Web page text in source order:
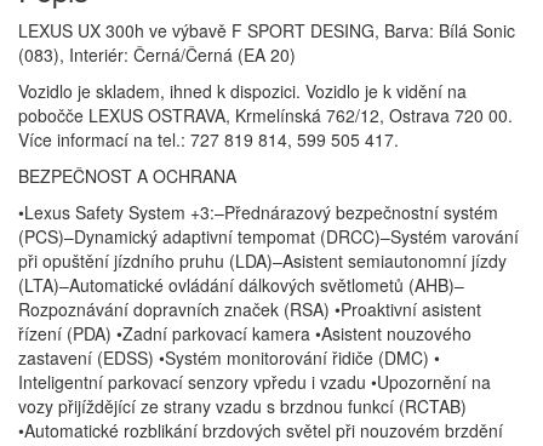
LEXUS UX 300h ve výbavě F SPORT DESING, Barva: Bílá Sonic
(083), Interiér: Černá/Černá (EA 20)
Vozidlo je skladem, ihned k dispozici. Vozidlo je k vidění na
pobočče LEXUS OSTRAVA, Krmelínská 762/12, Ostrava 720 00.
Více informací na tel.: 727 819 814, 599 505 417.
BEZPEČNOST A OCHRANA
•Lexus Safety System +3:–Přednárazový bezpečnostní systém
(PCS)–Dynamický adaptivní tempomat (DRCC)–Systém varování
při opuštění jízdního pruhu (LDA)–Asistent semiautonomní jízdy
(LTA)–Automatické ovládání dálkových světlometů (AHB)–
Rozpoznávání dopravních značek (RSA) •Proaktivní asistent
řízení (PDA) •Zadní parkovací kamera •Asistent nouzového
zastavení (EDSS) •Systém monitorování řidiče (DMC) •
Inteligentní parkovací senzory vpředu i vzadu •Upozornění na
vozy přijíždějící ze strany vzadu s brzdnou funkcí (RCTAB)
•Automatické rozblikání brzdových světel při nouzovém brzdění